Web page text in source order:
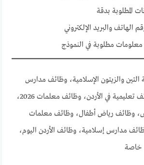
المطلوبة بدقة
الهاتف والبريد الإلكتروني
معلومات مطلوبة في النموذج
والزيتون الإسلامية، وظائف مدارس
خاصة في الأردن، وظائف تعليمية في الأردن، وظائف معلمات 2026،
وظائف رياض أطفال، وظائف معلمات
مدارس إسلامية، وظائف الأردن اليوم،
خاصة